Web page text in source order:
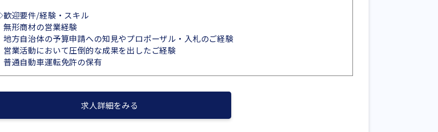
迎要件/経験・スキル
無形商材の営業経験
地方自治体の予算申請への知見やプロポーザル・入札のご経験
営業活動において圧倒的な成果を出したご経験
普通自動車運転免許の保有
求人詳細をみる